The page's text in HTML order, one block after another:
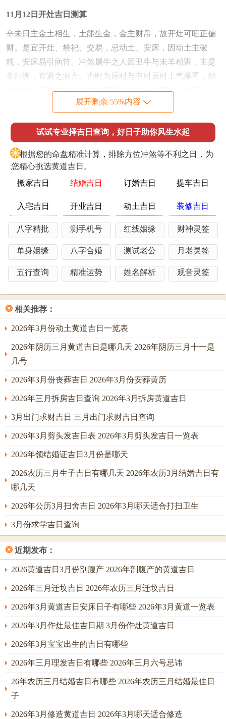
11月12日开灶吉日测算
辛未日主金土相生，土能生金，金主财帛，故开灶可旺正偏
财。是宜开灶、祭祀、交易，忌动土、安床，因动土主破
耗，安床易引病符。冲煞属牛之人因丑牛与未羊相害，主是
非纠缠，宜避之则吉。吉时为辰时与申时辰时土气厚重，助
金生财；申时金旺，主财源广进。分析云：辛未日干支金土
相生，然未土藏火，火生土则财运通达；若流年乙巳木火助
黑色物件，可平衡五行。在神煞上此日得天德星照临，主贵
人相助，然若灶位冲太岁方位，则反可引小人是非。对于命
主来讲若想化解冲害，即择吉时而行，并避丑方动作。
11月19日开灶吉日辩证
财库。是宜开灶、入学、祈福，忌嫁娶、破土，因嫁娶主感
情不稳，破土易犯地煞。冲煞属猴之人因申猴与寅虎相冲，
升，主财运萌芽；戌时土旺，助火生金。分析云：戊寅日干
支土木交战，木旺则火易燥，伤金耗水，故需庚辛金制衡，
即开灶时用金属器具，可转危为安。在流年互动上乙巳年木
火助寅木，若日支再逢午火，则午午自刑，容易有家宅不
宁；然若调候得宜，如灶位向南方，则火土相生，反可成财
运亨通之局。常有命主于此年忽略刑害，故尤须留意吉时选
其他吉日简要述评
丙戌日主火土相生，土旺生金，故宜开灶旺偏财；然戌土藏
火，若流月丁亥水克，则易有反复。是宜开灶、移徙、求
煞属龙之人因辰龙与戌狗相冲，主健康小恙，宜避之则安。
吉时为午时与酉时午时火旺，主财运高涨；酉时金气，助财
星稳固。分析云：丙戌日火土过旺，需壬癸水润局，即开灶
向东方，则木通水火，主财运顺遂；然亥水克火，容易有意
外破耗，故需择吉时而行。是宜开灶、会友、修心，忌远
行、动土，冲煞属蛇之人吉时为卯时与未时。在五行链中火
水交战需土调候，即用黄色布饰化解，可保家宅平安。对于
命主来讲若想求财顺利，即避冲煞方位，并依五行生克择日
而动。
开灶吉日综合建议
对求财者来讲若择吉日开灶，则需重火土金相生之局，避水
火相克之煞。在流月运势中乙巳年木火旺盛，易引动财星，
若灶位向东南或南方，则木火通明，主财运亨通；若向北
方，则水克火，容易有破财之忧。在神煞测算上天德、月德
临日可化煞为吉，劫煞、灾煞则需谨慎。对于属相冲害，即
用相生之物化解，如属马者冲子日，则用木饰通关。趋势非
展开剩余 55%内容
试试专业择吉日查询，好日子助你风生水起
❂根据您的命盘精准计算，排除方位冲煞等不利之日，为
您精心挑选黄道吉日。
搬家吉日
结婚吉日 订婚吉日 提车吉日
入宅吉日 开业吉日 动土吉日 装修吉日
八字精批 测手机号 红线姻缘 财神灵签
单身姻缘 八字合婚 测试老公 月老灵签
五行查询 精准运势 姓名解析 观音灵签
❂ 相关推荐：
2026年3月份动土黄道吉日一览表
2026年阴历三月黄道吉日是哪几天 2026年阴历三月十一是
几号
2026年3月份丧葬吉日 2026年3月份安葬黄历
2026年三月拆房吉日查询 2026年3月拆房黄道吉日
3月出门求财吉日 三月出门求财吉日查询
2026年3月剪头发吉日表 2026年3月剪头发吉日一览表
2026年领结婚证吉日3月份是哪天
2026农历三月生子吉日有哪几天 2026年农历3月结婚吉日有
哪几天
2026年公历3月扫舍吉日 2026年3月哪天适合打扫卫生
3月份求学吉日查询
❂ 近期发布：
2026黄道吉日3月份剖腹产 2026年剖腹产的黄道吉日
2026年三月迁坟吉日 2026年农历三月迁坟吉日
2026年3月黄道吉日安床日子有哪些 2026年3月黄道一览表
2026年3月作灶最佳吉日期 3月份作灶黄道吉日
2026年3月宝宝出生的吉日有哪些
2026年三月理发吉日有哪些 2026年三月六号忌讳
26年农历三月结婚吉日有哪些 2026年农历三月结婚最佳日
子
2026年3月修造黄道吉日 2026年3月哪天适合修造